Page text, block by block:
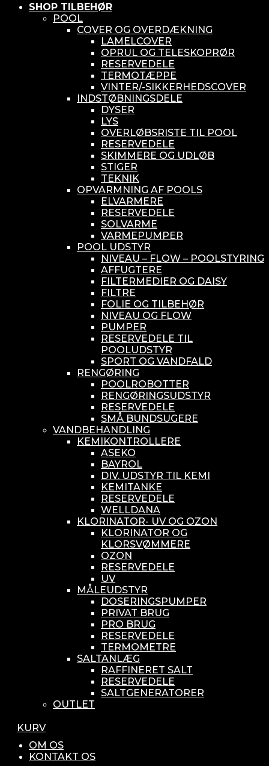
SHOP TILBEHØR
POOL
COVER OG OVERDÆKNING
LAMELCOVER
OPRUL OG TELESKOPRØR
RESERVEDELE
TERMOTÆPPE
VINTER/-SIKKERHEDSCOVER
INDSTØBNINGSDELE
DYSER
LYS
OVERLØBSRISTE TIL POOL
RESERVEDELE
SKIMMERE OG UDLØB
STIGER
TEKNIK
OPVARMNING AF POOLS
ELVARMERE
RESERVEDELE
SOLVARME
VARMEPUMPER
POOL UDSTYR
NIVEAU – FLOW – POOLSTYRING
AFFUGTERE
FILTERMEDIER OG DAISY
FILTRE
FOLIE OG TILBEHØR
NIVEAU OG FLOW
PUMPER
RESERVEDELE TIL
POOLUDSTYR
SPORT OG VANDFALD
RENGØRING
POOLROBOTTER
RENGØRINGSUDSTYR
RESERVEDELE
SMÅ BUNDSUGERE
VANDBEHANDLING
KEMIKONTROLLERE
ASEKO
BAYROL
DIV. UDSTYR TIL KEMI
KEMITANKE
RESERVEDELE
WELLDANA
KLORINATOR- UV OG OZON
KLORINATOR OG
KLORSVØMMERE
OZON
RESERVEDELE
UV
MÅLEUDSTYR
DOSERINGSPUMPER
PRIVAT BRUG
PRO BRUG
RESERVEDELE
TERMOMETRE
SALTANLÆG
RAFFINERET SALT
RESERVEDELE
SALTGENERATORER
OUTLET
KURV
OM OS
KONTAKT OS